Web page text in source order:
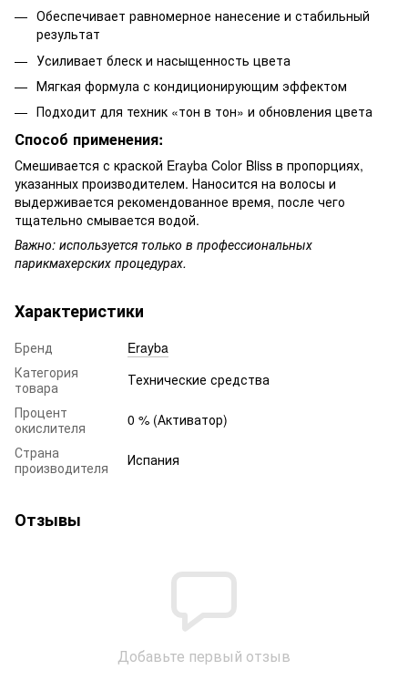
Обеспечивает равномерное нанесение и стабильный
результат
Усиливает блеск и насыщенность цвета
Мягкая формула с кондиционирующим эффектом
Подходит для техник «тон в тон» и обновления цвета
Способ применения:
Смешивается с краской Erayba Color Bliss в пропорциях,
указанных производителем. Наносится на волосы и
выдерживается рекомендованное время, после чего
тщательно смывается водой.
Важно: используется только в профессиональных
парикмахерских процедурах.
Характеристики
Бренд
Erayba
Категория
товара
Технические средства
Процент
окислителя
0 % (Активатор)
Страна
производителя
Испания
Отзывы
Добавьте первый отзыв